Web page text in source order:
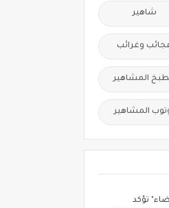
شاهير
وغرائب
المشاهير
المشاهير
تؤكد